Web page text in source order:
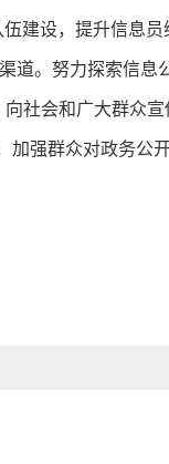
建设，提升信息
道。努力探索信
社会和广大群众
加强群众对政务公